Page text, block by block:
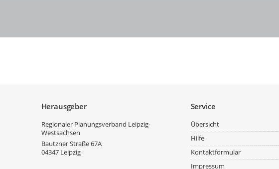
Herausgeber
Regionaler Planungsverband Leipzig-
Westsachsen
Bautzner Straße 67A
04347 Leipzig
Service
Übersicht
Hilfe
Kontaktformular
Impressum